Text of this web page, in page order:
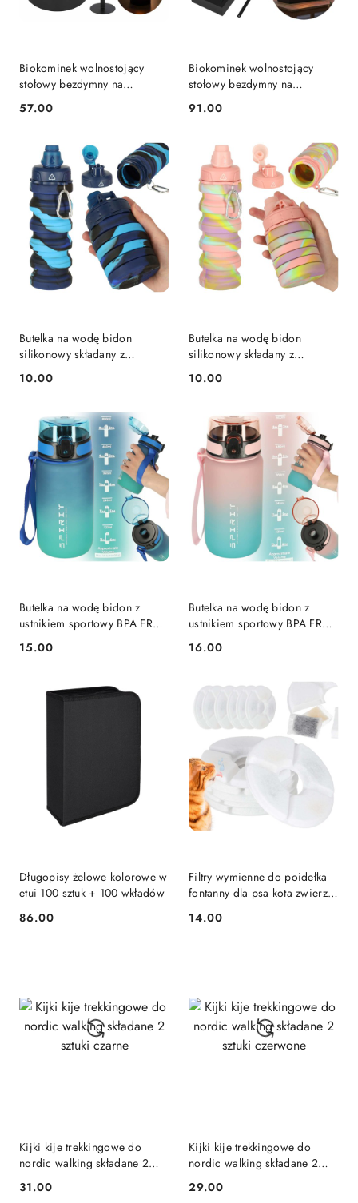
Biokominek wolnostojący
stołowy bezdymny na
biopaliwo pionowy
Cena:
57.00
Biokominek wolnostojący
stołowy bezdymny na
biopaliwo prostokątny
Cena:
91.00
Butelka na wodę bidon
silikonowy składany z
niebieski
Cena:
10.00
Butelka na wodę bidon
silikonowy składany z
tęczowy
Cena:
10.00
Butelka na wodę bidon z
ustnikiem sportowy BPA FREE
600ml niebiesko-zielony
Cena:
15.00
Butelka na wodę bidon z
ustnikiem sportowy BPA FREE
600ml różowo-niebieski
Cena:
16.00
Długopisy żelowe kolorowe w
etui 100 sztuk + 100 wkładów
Cena:
86.00
Filtry wymienne do poidełka
fontanny dla psa kota zwierząt
Cena:
14.00
Kijki kije trekkingowe do
nordic walking składane 2
Cena:
31.00
Kijki kije trekkingowe do
nordic walking składane 2
Cena:
29.00